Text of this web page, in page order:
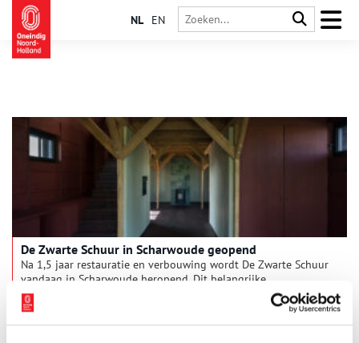
NL EN
De Zwarte Schuur in Scharwoude geopend
Na 1,5 jaar restauratie en verbouwing wordt De Zwarte Schuur
vandaag in Scharwoude heropend. Dit belangrijke
watererfgoed is samen met twee andere dijkmagazijnen
omarmd door Culture Matters en krijgt vanaf deze zomer een
nieuwe functie als duurzame guesthouse. Gasten kunnen hier